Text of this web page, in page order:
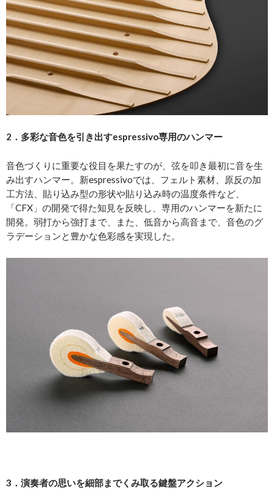
2．多彩な音色を引き出すespressivo専用のハンマー
音色づくりに重要な役目を果たすのが、弦を叩き最初に音を生
み出すハンマー。新espressivoでは、フェルト素材、原反の加
工方法、貼り込み型の形状や貼り込み時の温度条件など、
「CFX」の開発で得た知見を反映し、専用のハンマーを新たに
開発。弱打から強打まで、また、低音から高音まで、音色のグ
ラデーションと豊かな色彩感を実現した。
3．演奏者の思いを細部までくみ取る鍵盤アクション